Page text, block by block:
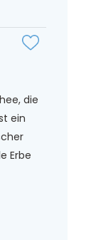
die
ein
Erbe